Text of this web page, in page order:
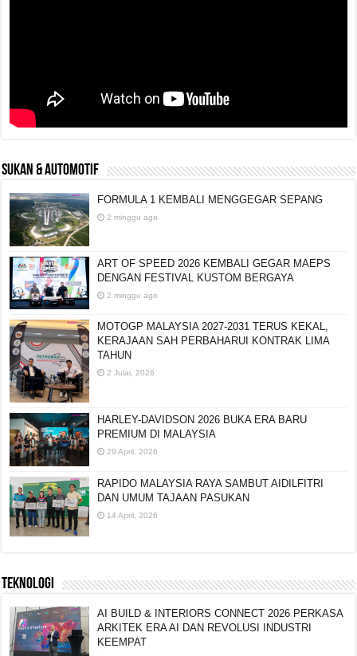
SUKAN & AUTOMOTIF
FORMULA 1 KEMBALI MENGGEGAR SEPANG
2 minggu ago
ART OF SPEED 2026 KEMBALI GEGAR MAEPS
DENGAN FESTIVAL KUSTOM BERGAYA
2 minggu ago
MOTOGP MALAYSIA 2027-2031 TERUS KEKAL,
KERAJAAN SAH PERBAHARUI KONTRAK LIMA
TAHUN
2 Julai, 2026
HARLEY-DAVIDSON 2026 BUKA ERA BARU
PREMIUM DI MALAYSIA
29 April, 2026
RAPIDO MALAYSIA RAYA SAMBUT AIDILFITRI
DAN UMUM TAJAAN PASUKAN
14 April, 2026
TEKNOLOGI
AI BUILD & INTERIORS CONNECT 2026 PERKASA
ARKITEK ERA AI DAN REVOLUSI INDUSTRI
KEEMPAT